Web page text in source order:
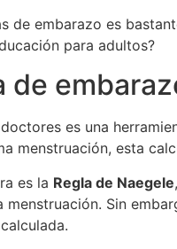
de embarazo es
para adultos?
de
es una
menstruación, esta
es la Regla de Naegele
Sin